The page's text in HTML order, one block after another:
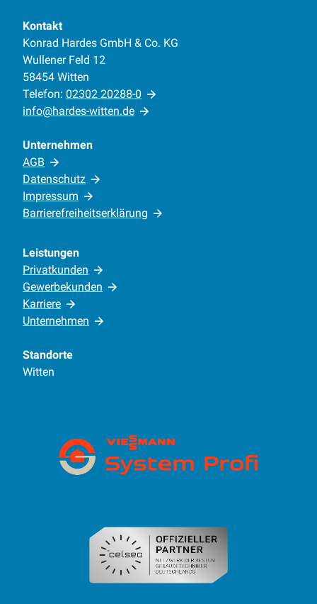
Kontakt
Konrad Hardes GmbH & Co. KG
Wullener Feld 12
58454 Witten
Telefon: 02302 20288-0
info@hardes-witten.de
Unternehmen
AGB
Datenschutz
Impressum
Barrierefreiheitserklärung
Leistungen
Privatkunden
Gewerbekunden
Karriere
Unternehmen
Standorte
Witten